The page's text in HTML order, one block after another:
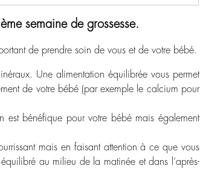
semaine de grossesse.
de prendre soin de vous et de votre bébé.
Une alimentation équilibrée vous permet
de votre bébé (par exemple le calcium pour
est bénéfique pour votre bébé mais également
mais en faisant attention à ce que vous
au milieu de la matinée et dans l’après-